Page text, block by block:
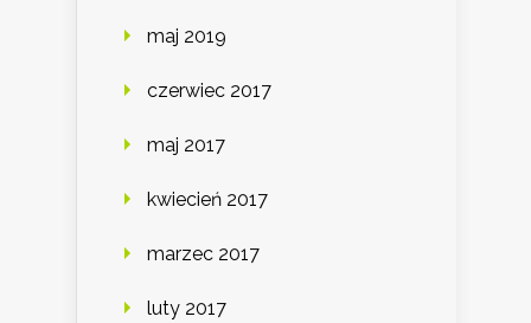
maj 2019
czerwiec 2017
maj 2017
kwiecień 2017
marzec 2017
luty 2017